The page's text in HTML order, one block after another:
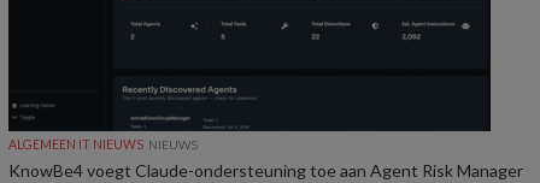
ALGEMEEN IT NIEUWS NIEUWS
KnowBe4 voegt Claude-ondersteuning toe aan Agent Risk Manager